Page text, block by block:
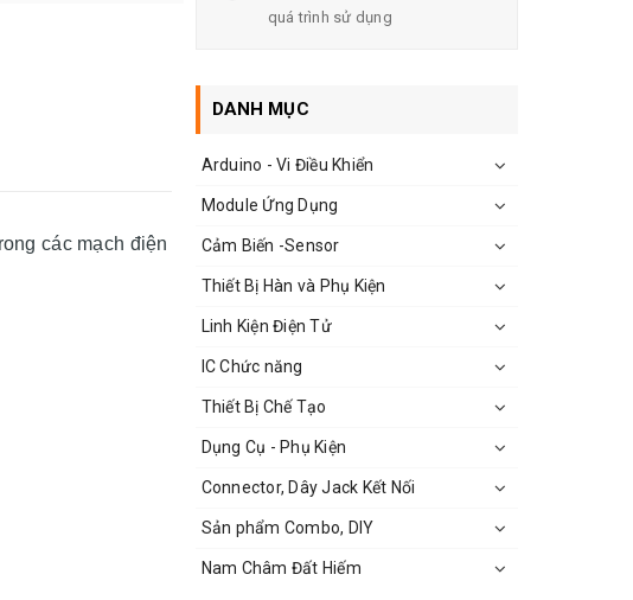
các mạch điện
quá trình sử dụng
DANH MỤC
Arduino - Vi Điều Khiển
Module Ứng Dụng
Cảm Biến -Sensor
Thiết Bị Hàn và Phụ Kiện
Linh Kiện Điện Tử
IC Chức năng
Thiết Bị Chế Tạo
Dụng Cụ - Phụ Kiện
Connector, Dây Jack Kết Nối
Sản phẩm Combo, DIY
Nam Châm Đất Hiếm